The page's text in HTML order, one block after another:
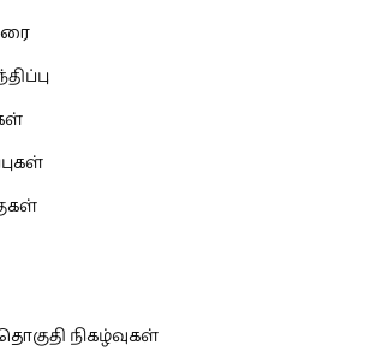
நிகழ்வுகள்